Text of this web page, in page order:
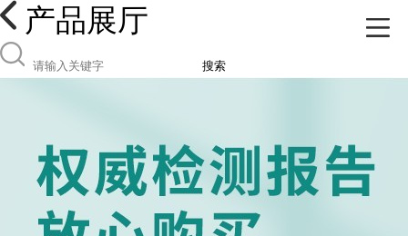
产品展厅
搜索